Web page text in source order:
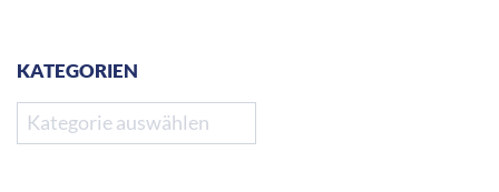
KATEGORIEN
Kategorien